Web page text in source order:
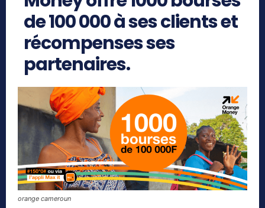
de 100 000 à ses clients et
récompenses ses
partenaires.
orange cameroun